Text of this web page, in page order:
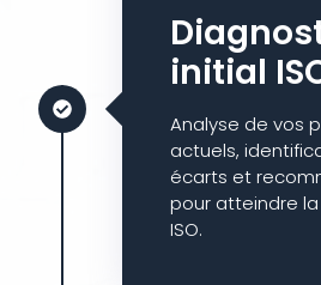
initial
Analyse de vos
actuels,
écarts et
pour atteindre
ISO.